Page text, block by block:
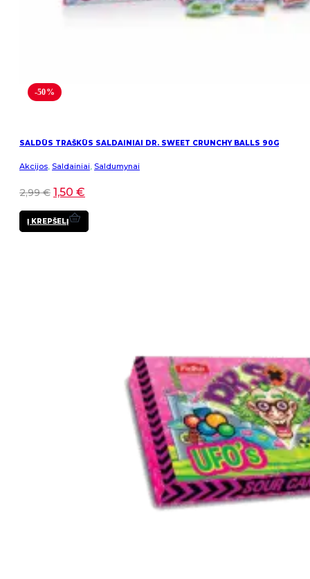
-50%
SALDŪS TRAŠKŪS SALDAINIAI DR. SWEET CRUNCHY BALLS 90G
Akcijos, Saldainiai, Saldumynai
2,99€ 1,50 €
Į KREPŠELĮ